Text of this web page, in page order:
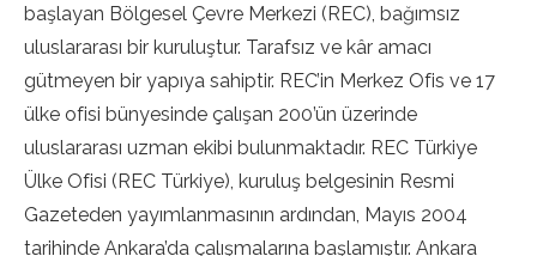
başlayan Bölgesel Çevre Merkezi (REC), bağımsız
uluslararası bir kuruluştur. Tarafsız ve kâr amacı
gütmeyen bir yapıya sahiptir. REC’in Merkez Ofis ve 17
ülke ofisi bünyesinde çalışan 200’ün üzerinde
uluslararası uzman ekibi bulunmaktadır. REC Türkiye
Ülke Ofisi (REC Türkiye), kuruluş belgesinin Resmi
Gazeteden yayımlanmasının ardından, Mayıs 2004
tarihinde Ankara’da çalışmalarına başlamıştır. Ankara